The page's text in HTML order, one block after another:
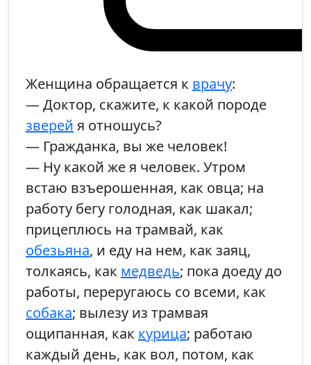
Женщина обращается к врачу:
— Доктор, скажите, к какой породе
зверей я отношусь?
— Гражданка, вы же человек!
— Ну какой же я человек. Утром
встаю взъерошенная, как овца; на
работу бегу голодная, как шакал;
прицеплюсь на трамвай, как
обезьяна, и еду на нем, как заяц,
толкаясь, как медведь; пока доеду до
работы, переругаюсь со всеми, как
собака; вылезу из трамвая
ощипанная, как курица; работаю
каждый день, как вол, потом, как